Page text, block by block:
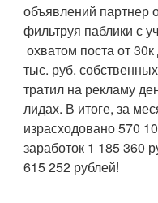
объявлений партнер
фильтруя паблики с
охватом поста от
тыс. руб.
тратил на рекламу
лидах. В итоге, за
израсходовано 570
заработок 1 185 360
615 252 рублей!